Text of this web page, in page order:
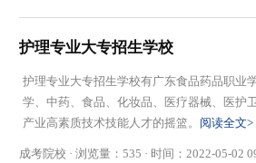
护理专业大专招生学校
护理专业大专招生学校有广东食品药品职业
学、中药、食品、化妆品、医疗器械、医护
产业高素质技术技能人才的摇篮。 阅读全文>
成考院校 · 浏览量：535 · 时间：2022-05-02